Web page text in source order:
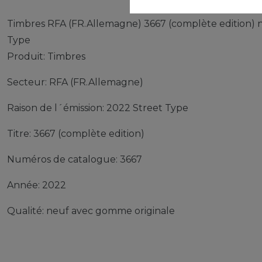
Timbres RFA (FR.Allemagne) 3667 (complète
Type
Produit: Timbres
Secteur: RFA (FR.Allemagne)
Raison de l´émission: 2022 Street Type
Titre: 3667 (complète edition)
Numéros de catalogue: 3667
Année: 2022
Qualité: neuf avec gomme originale